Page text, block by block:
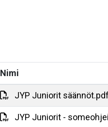
Nimi
JYP Juniorit säännöt.pdf
JYP Juniorit -